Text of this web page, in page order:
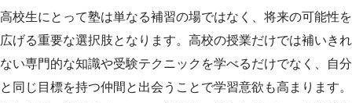
高校生にとって塾は単なる補習の場ではなく、将来の可能性を
広げる重要な選択肢となります。高校の授業だけでは補いきれ
ない専門的な知識や受験テクニックを学べるだけでなく、自分
と同じ目標を持つ仲間と出会うことで学習意欲も高まります。